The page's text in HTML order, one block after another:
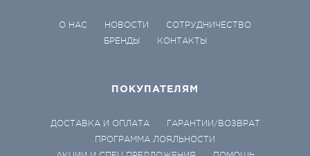
О НАС НОВОСТИ
СОТРУДНИЧЕСТВО
БРЕНДЫ
КОНТАКТЫ
ПОКУПАТЕЛЯМ
ДОСТАВКА И ОПЛАТА
ГАРАНТИИ/ВОЗВРАТ
ПРОГРАММА ЛОЯЛЬНОСТИ